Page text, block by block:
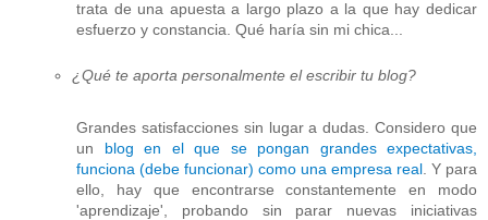
trata de una apuesta a largo plazo a la que hay dedicar
esfuerzo y constancia. Qué haría sin mi chica...
¿Qué te aporta personalmente el escribir tu blog?
Grandes satisfacciones sin lugar a dudas. Considero que
un blog en el que se pongan grandes expectativas,
funciona (debe funcionar) como una empresa real . Y para
ello, hay que encontrarse constantemente en modo
'aprendizaje', probando sin parar nuevas iniciativas